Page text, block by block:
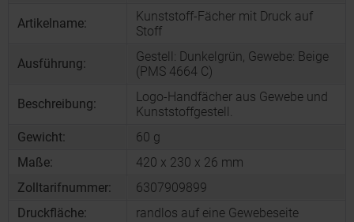
Artikelname:
Kunststoff-Fächer mit Druck auf
Stoff
Ausführung:
Gestell: Dunkelgrün, Gewebe: Beige
(PMS 4664 C)
Beschreibung:
Logo-Handfächer aus Gewebe und
Kunststoffgestell.
Gewicht:
60 g
Maße:
420 x 230 x 26 mm
Zolltarifnummer:
6307909899
Druckfläche:
randlos auf eine Gewebeseite